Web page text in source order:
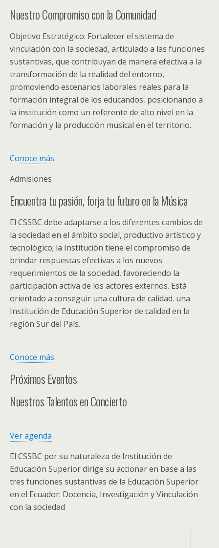
Nuestro Compromiso con la Comunidad
Objetivo Estratégico: Fortalecer el sistema de
vinculación con la sociedad, articulado a las funciones
sustantivas, que contribuyan de manera efectiva a la
transformación de la realidad del entorno,
promoviendo escenarios laborales reales para la
formación integral de los educandos, posicionando a
la institución como un referente de alto nivel en la
formación y la producción musical en el territorio.
Conoce más
Admisiones
Encuentra tu pasión, forja tu futuro en la Música
El CSSBC debe adaptarse a los diferentes cambios de
la sociedad en el ámbito social, productivo artístico y
tecnológico; la Institución tiene el compromiso de
brindar respuestas efectivas a los nuevos
requerimientos de la sociedad, favoreciendo la
participación activa de los actores externos. Está
orientado a conseguir una cultura de calidad. una
Institución de Educación Superior de calidad en la
región Sur del País.
Conoce más
Próximos Eventos
Nuestros Talentos en Concierto
Ver agenda
El CSSBC por su naturaleza de Institución de
Educación Superior dirige su accionar en base a las
tres funciones sustantivas de la Educación Superior
en el Ecuador: Docencia, Investigación y Vinculación
con la sociedad